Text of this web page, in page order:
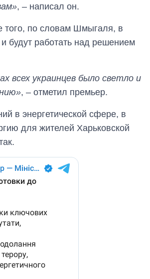
, – написал он.
того, по словам Шмыгаля, в
будут работать над решением
всех украинцев было светло и
, – отметил премьер.
в энергетической сфере, в
для жителей Харьковской